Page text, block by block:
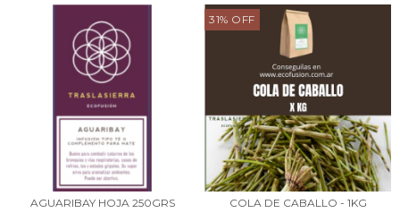
AGUARIBAY HOJA 250GRS
31% OFF
COLA DE CABALLO - 1KG